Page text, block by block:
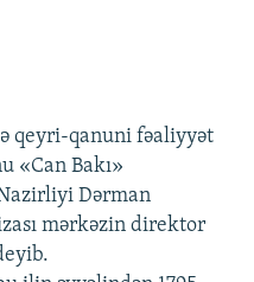
qeyri-qanuni fəaliyyət
«Can Bakı»
Dərman
mərkəzin direktor